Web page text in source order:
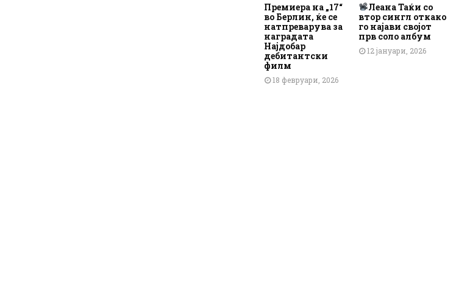
Премиера на „17“
во Берлин, ќе се
натпреварува за
наградата
Најдобар
дебитантски
филм
18 февруари, 2026
Леана Таќи со
втор сингл откако
го најави својот
прв соло албум
12 јануари, 2026